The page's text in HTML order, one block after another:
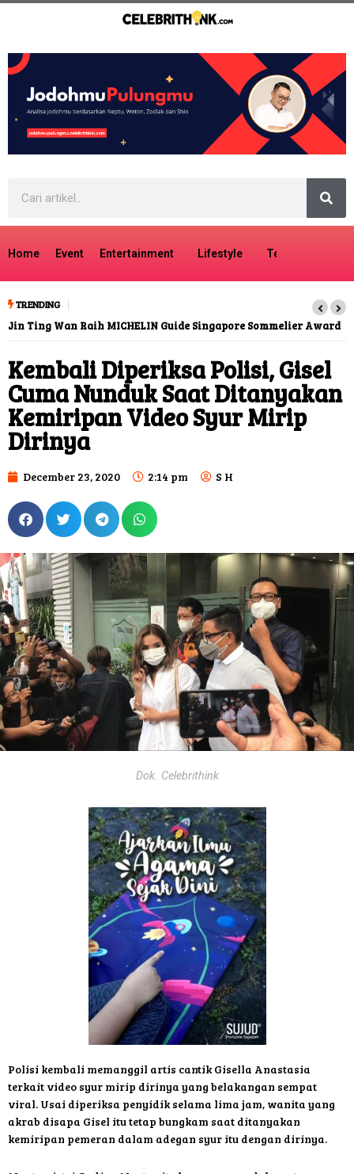
Home Event Entertainment Lifestyle Tech
TRENDING
Jin Ting Wan Raih MICHELIN Guide Singapore Sommelier Award
Kembali Diperiksa Polisi, Gisel
Cuma Nunduk Saat Ditanyakan
Kemiripan Video Syur Mirip
Dirinya
December 23, 2020 2:14 pm S H
Dok. Celebrithink
Polisi kembali memanggil artis cantik Gisella Anastasia
terkait video syur mirip dirinya yang belakangan sempat
viral. Usai diperiksa penyidik selama lima jam, wanita yang
akrab disapa Gisel itu tetap bungkam saat ditanyakan
kemiripan pemeran dalam adegan syur itu dengan dirinya.